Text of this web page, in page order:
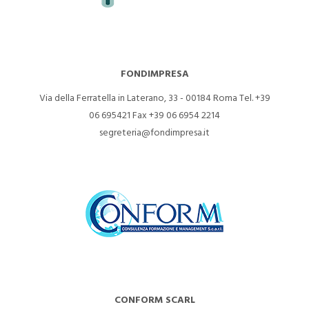
FONDIMPRESA
Via della Ferratella in Laterano, 33 - 00184 RomaTel. +39
06 695421Fax +39 06 6954 2214
segreteria@fondimpresa.it
CONFORM SCARL